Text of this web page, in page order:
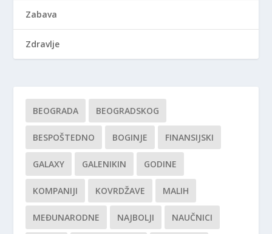
Zabava
Zdravlje
BEOGRADA BEOGRADSKOG
BESPOŠTEDNO BOGINJE FINANSIJSKI
GALAXY GALENIKIN GODINE
KOMPANIJI KOVRDŽAVE MALIH
MEĐUNARODNE NAJBOLJI NAUČNICI